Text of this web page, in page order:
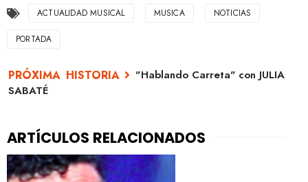
ACTUALIDAD MUSICAL MUSICA NOTICIAS
PORTADA
"Hablando Carreta" con JULIA
SABATÉ